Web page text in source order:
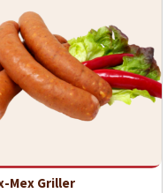
Mex Griller